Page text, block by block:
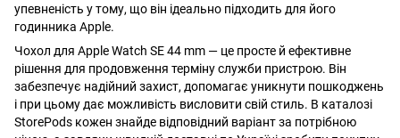
упевненість у тому, що він ідеально підходить для його
годинника Apple.
Чохол для Apple Watch SE 44 mm — це просте й ефективне
рішення для продовження терміну служби пристрою. Він
забезпечує надійний захист, допомагає уникнути пошкоджень
і при цьому дає можливість висловити свій стиль. В каталозі
StorePods кожен знайде відповідний варіант за потрібною